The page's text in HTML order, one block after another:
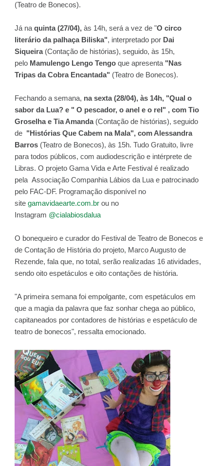
(Teatro de Bonecos).
Já na quinta (27/04), às 14h, será a vez de "O circo
literário da palhaça Biliska", interpretado por Dai
Siqueira (Contação de histórias), seguido, às 15h,
pelo Mamulengo Lengo Tengo que apresenta "Nas
Tripas da Cobra Encantada" (Teatro de Bonecos).
Fechando a semana, na sexta (28/04), às 14h, "Qual o
sabor da Lua? e " O pescador, o anel e o reI" , com Tio
Groselha e Tia Amanda(Contação de histórias), seguido
de "Histórias Que Cabem na Mala", com Alessandra
Barros (Teatro de Bonecos), às 15h. Tudo Gratuito, livre
para todos públicos, com audiodescrição e intérprete de
Libras. O projeto Gama Vida e Arte Festival é realizado
pela Associação Companhia Lábios da Lua e patrocinado
pelo FAC-DF. Programação disponível no
site gamavidaearte.com.br ou no
Instagram @cialabiosdalua
O bonequeiro e curador do Festival de Teatro de Bonecos e
de Contação de História do projeto, Marco Augusto de
Rezende, fala que, no total, serão realizadas 16 atividades,
sendo oito espetáculos e oito contações de história.
"A primeira semana foi empolgante, com espetáculos em
que a magia da palavra que faz sonhar chega ao público,
capitaneados por contadores de histórias e espetáculo de
teatro de bonecos", ressalta emocionado.